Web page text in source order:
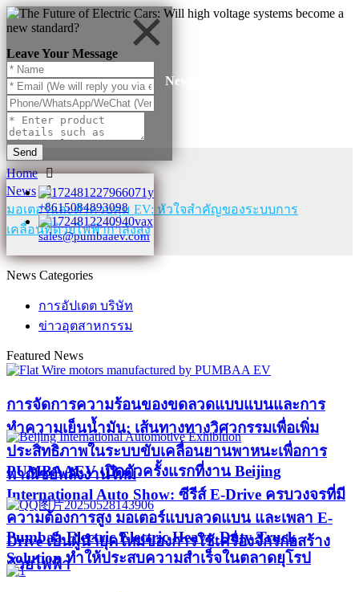
Leave Your Message
Send
+8615084893098
sales@pumbaaev.com
News
Home
News
มอเตอร์และตัวควบคุม EV: หัวใจสำคัญของระบบการ
เคลื่อนที่ด้วยไฟฟ้ากำลังสูง
News Categories
การอัปเดต บริษัท
ข่าวอุตสาหกรรม
Featured News
การจัดการความร้อนของขดลวดแบบแบนและการ
ทำความเย็นน้ำมัน: เส้นทางทางวิศวกรรมเพื่อเพิ่ม
ประสิทธิภาพในระบบขับเคลื่อนยานพาหนะเพื่อการ
พาณิชย์พลังงานใหม่
PUMBAAEV เปิดตัวครั้งแรกที่งาน Beijing
International Auto Show: ซีรีส์ E-Drive ครบวงจรที่มี
ความต้องการสูง มอเตอร์แบบลวดแบน และเพลา E-
Drive เป็นผู้นำยุคใหม่ของการใช้เครื่องจักรก่อสร้าง
ด้วยไฟฟ้า
Pumbaa Electric Electric Heavy-Duty Truck
Solution ทำให้ประสบความสำเร็จในตลาดยุโรป